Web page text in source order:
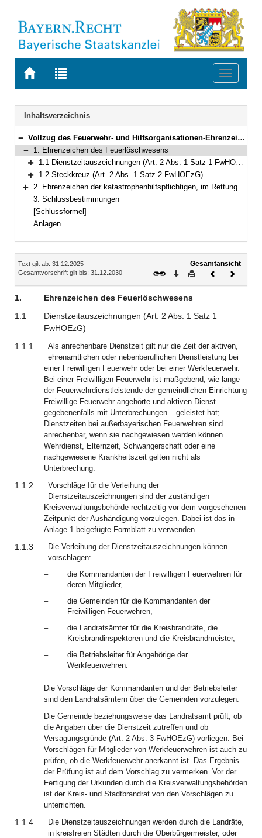
Zur
BAYERN.RECHT
Zur
letzten
Suche
Toggle
Navigation
Inhaltsverzeichnis
Bereich reduzieren
Vollzug des Feuerwehr- und Hilfsorganisationen-Ehrenzeichengesetzes
Bereich reduzieren
1. Ehrenzeichen des Feuerlöschwesens
Bereich erweitern
1.1 Dienstzeitauszeichnungen (Art. 2 Abs. 1 Satz 1 FwHOEzG)
Bereich erweitern
1.2 Steckkreuz (Art. 2 Abs. 1 Satz 2 FwHOEzG)
Bereich erweitern
2. Ehrenzeichen der katastrophenhilfspflichtigen, im Rettungsdienst mitwirkenden freiwilligen Hilfsorganisationen und der Bundesanstalt Technisches Hilfswerk Landesverband Bayern (THW)
3. Schlussbestimmungen
[Schlussformel]
Anlagen
Inhalt
Text gilt ab: 31.12.2025
Gesamtvorschrift gilt bis: 31.12.2030
Gesamtansicht
Download
DruckenVorheriges
1.
Ehrenzeichen des Feuerlöschwesens
1.1
Dienstzeitauszeichnungen (Art. 2 Abs. 1 Satz 1
FwHOEzG)
1.1.1
Als anrechenbare Dienstzeit gilt nur die Zeit der aktiven,
ehrenamtlichen oder nebenberuflichen Dienstleistung bei
einer Freiwilligen Feuerwehr oder bei einer Werkfeuerwehr.
Bei einer Freiwilligen Feuerwehr ist maßgebend, wie lange
der Feuerwehrdienstleistende der gemeindlichen Einrichtung
Freiwillige Feuerwehr angehörte und aktiven Dienst –
gegebenenfalls mit Unterbrechungen – geleistet hat;
Dienstzeiten bei außerbayerischen Feuerwehren sind
anrechenbar, wenn sie nachgewiesen werden können.
Wehrdienst, Elternzeit, Schwangerschaft oder eine
nachgewiesene Krankheitszeit gelten nicht als
Unterbrechung.
1.1.2
Vorschläge für die Verleihung der
Dienstzeitauszeichnungen sind der zuständigen
Kreisverwaltungsbehörde rechtzeitig vor dem vorgesehenen
Zeitpunkt der Aushändigung vorzulegen. Dabei ist das in
Anlage 1 beigefügte Formblatt zu verwenden.
1.1.3
Die Verleihung der Dienstzeitauszeichnungen können
vorschlagen:
–
die Kommandanten der Freiwilligen Feuerwehren für
deren Mitglieder,
–
die Gemeinden für die Kommandanten der
Freiwilligen Feuerwehren,
–
die Landratsämter für die Kreisbrandräte, die
Kreisbrandinspektoren und die Kreisbrandmeister,
–
die Betriebsleiter für Angehörige der
Werkfeuerwehren.
Die Vorschläge der Kommandanten und der Betriebsleiter
sind den Landratsämtern über die Gemeinden vorzulegen.
Die Gemeinde beziehungsweise das Landratsamt prüft, ob
die Angaben über die Dienstzeit zutreffen und ob
Versagungsgründe (Art. 2 Abs. 3 FwHOEzG) vorliegen. Bei
Vorschlägen für Mitglieder von Werkfeuerwehren ist auch zu
prüfen, ob die Werkfeuerwehr anerkannt ist. Das Ergebnis
der Prüfung ist auf dem Vorschlag zu vermerken. Vor der
Fertigung der Urkunden durch die Kreisverwaltungsbehörden
ist der Kreis- und Stadtbrandrat von den Vorschlägen zu
unterrichten.
1.1.4
Die Dienstzeitauszeichnungen werden durch die Landräte,
in kreisfreien Städten durch die Oberbürgermeister, oder